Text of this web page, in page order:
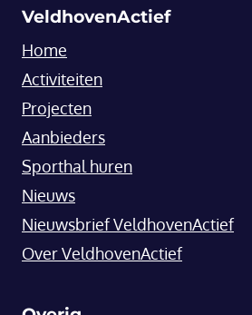
VeldhovenActief
Home
Activiteiten
Projecten
Aanbieders
Sporthal huren
Nieuws
Nieuwsbrief VeldhovenActief
Over VeldhovenActief